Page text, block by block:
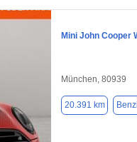
Mini John Cooper
München, 80939
20.391 km